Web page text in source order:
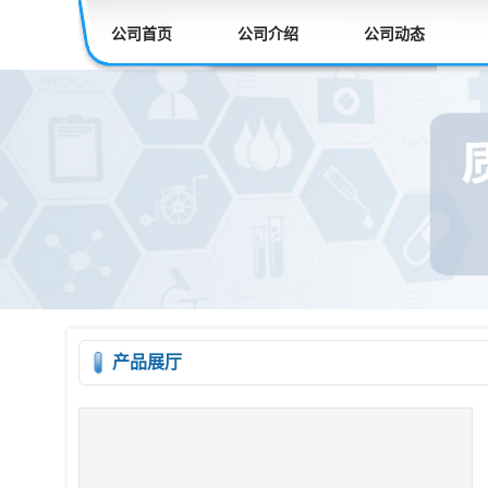
公司首页 公司介绍 公司动态
产品展厅